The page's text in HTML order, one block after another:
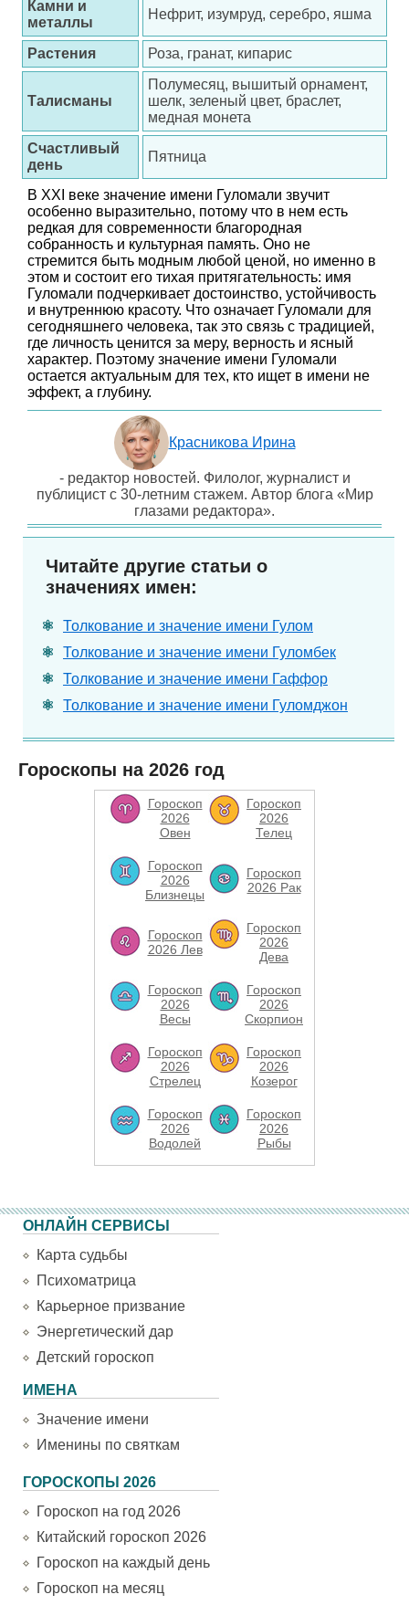
Камни и
металлы
Нефрит, изумруд, серебро, яшма
Растения Роза, гранат, кипарис
Талисманы
Полумесяц, вышитый орнамент,
шелк, зеленый цвет, браслет,
медная монета
Счастливый
день
Пятница
В XXI веке значение имени Гуломали звучит
особенно выразительно, потому что в нем есть
редкая для современности благородная
собранность и культурная память. Оно не
стремится быть модным любой ценой, но именно в
этом и состоит его тихая притягательность: имя
Гуломали подчеркивает достоинство, устойчивость
и внутреннюю красоту. Что означает Гуломали для
сегодняшнего человека, так это связь с традицией,
где личность ценится за меру, верность и ясный
характер. Поэтому значение имени Гуломали
остается актуальным для тех, кто ищет в имени не
эффект, а глубину.
Красникова Ирина
- редактор новостей. Филолог, журналист и
публицист с 30-летним стажем. Автор блога «Мир
глазами редактора».
Читайте другие статьи о
значениях имен:
Толкование и значение имени Гулом
Толкование и значение имени Гуломбек
Толкование и значение имени Гаффор
Толкование и значение имени Гуломджон
Гороскопы на 2026 год
Гороскоп
2026
Овен
Гороскоп
2026
Телец
Гороскоп
2026
Близнецы
Гороскоп
2026 Рак
Гороскоп
2026 Лев
Гороскоп
2026
Дева
Гороскоп
2026
Весы
Гороскоп
2026
Скорпион
Гороскоп
2026
Стрелец
Гороскоп
2026
Козерог
Гороскоп
2026
Водолей
Гороскоп
2026
Рыбы
ОНЛАЙН СЕРВИСЫ
Карта судьбы
Психоматрица
Карьерное призвание
Энергетический дар
Детский гороскоп
ИМЕНА
Значение имени
Именины по святкам
ГОРОСКОПЫ 2026
Гороскоп на год 2026
Китайский гороскоп 2026
Гороскоп на каждый день
Гороскоп на месяц